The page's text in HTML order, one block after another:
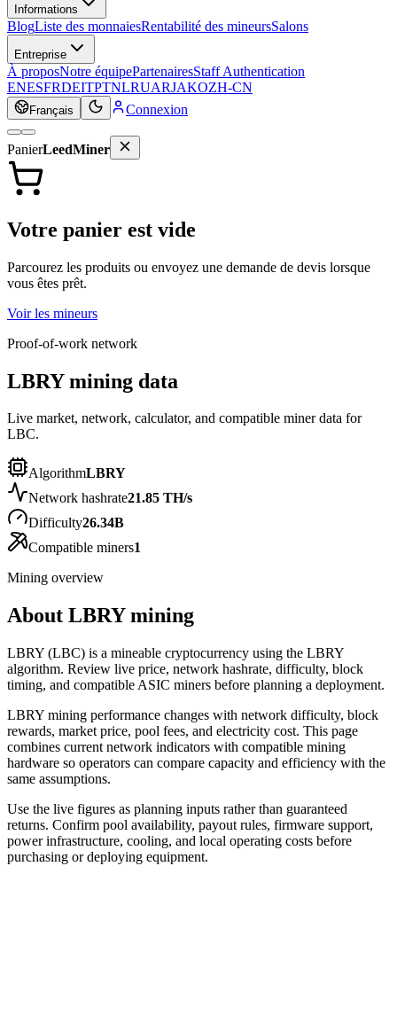
Informations
BlogListe des monnaiesRentabilité des mineursSalons
Entreprise
À proposNotre équipePartenairesStaff Authentication
ENESFRDEITPTNLRUARJAKOZH-CN
Français Connexion
PanierLeedMiner
Votre panier est vide
Parcourez les produits ou envoyez une demande de devis lorsque
vous êtes prêt.
Voir les mineurs
Proof-of-work network
LBRY mining data
Live market, network, calculator, and compatible miner data for
LBC.
AlgorithmLBRY
Network hashrate21.85 TH/s
Difficulty26.34B
Compatible miners1
Mining overview
About LBRYmining
LBRY (LBC) is a mineable cryptocurrency using the LBRY
algorithm. Review live price, network hashrate, difficulty, block
timing, and compatible ASIC miners before planning a deployment.
LBRY mining performance changes with network difficulty, block
rewards, market price, pool fees, and electricity cost. This page
combines current network indicators with compatible mining
hardware so operators can compare capacity and efficiency with the
same assumptions.
Use the live figures as planning inputs rather than guaranteed
returns. Confirm pool availability, payout rules, firmware support,
power infrastructure, cooling, and local operating costs before
purchasing or deploying equipment.